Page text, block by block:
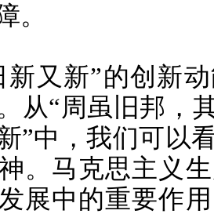
。
新又新”的创新
从“周虽旧邦，
”中，我们可以
。马克思主义
展中的重要作